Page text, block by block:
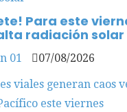
Para este
radiación solar
01 07/08/2026